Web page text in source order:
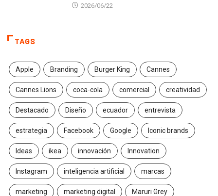
2026/06/22
TAGS
Apple Branding Burger King Cannes
Cannes Lions coca-cola comercial creatividad
Destacado Diseño ecuador entrevista
estrategia Facebook Google Iconic brands
Ideas ikea innovación Innovation
Instagram inteligencia artificial marcas
marketing marketing digital Maruri Grey